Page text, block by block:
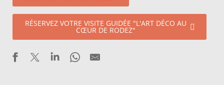
RÉSERVEZ VOTRE VISITE GUIDÉE "L'ART DÉCO AU
CŒUR DE RODEZ"